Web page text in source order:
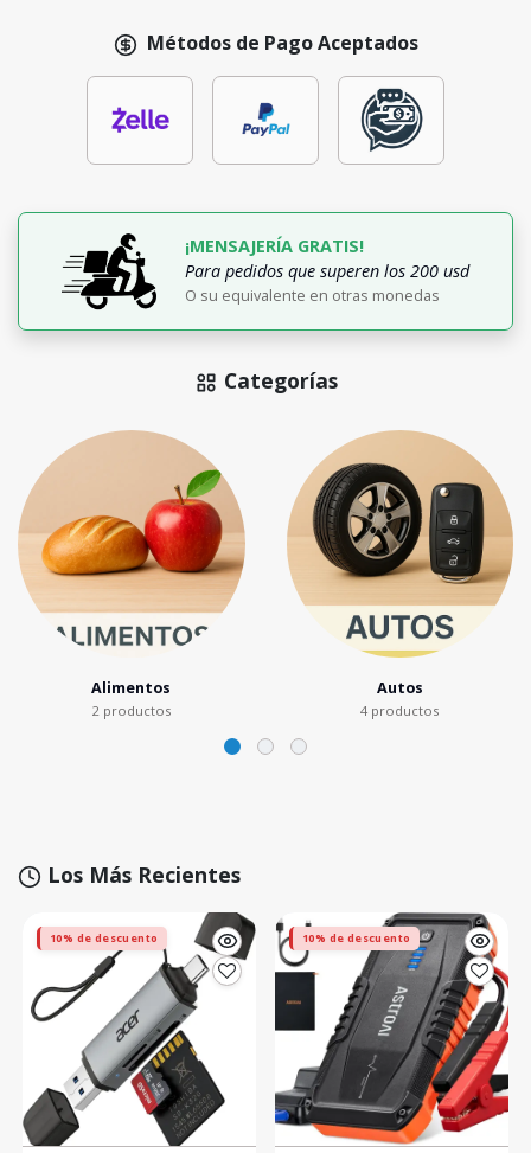
Métodos de Pago Aceptados
¡MENSAJERÍA GRATIS!
Para pedidos que superen los 200 usd
O su equivalente en otras monedas
Categorías
Alimentos
2 productos
Autos
4 productos
Los Más Recientes
10% de descuento 10% de descuento